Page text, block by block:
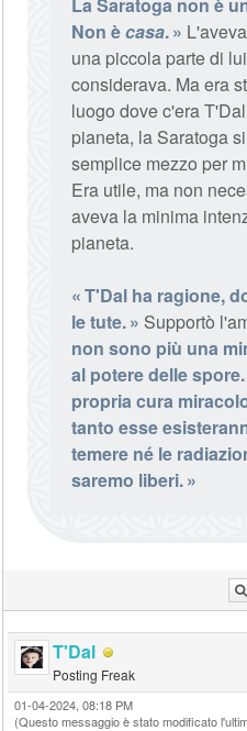
Non ècasa.
una piccola parte di
considerava. Ma era
luogo dove c'era
pianeta, la Saratoga
semplice mezzo per
Era utile, ma non
aveva la minima
pianeta.
T'Dal ha ragione,
le tute.
Supportò
non sono più una
al potere delle
propria cura
tanto esse
temere né le
saremo liberi.
T'Dal
Posting Freak
01-04-2024, 08:18 PM
(Questo messaggio è stato modificato